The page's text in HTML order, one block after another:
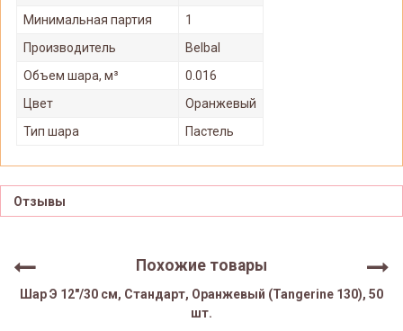
Минимальная партия
1
Производитель
Belbal
Объем шара, м³
0.016
Цвет
Оранжевый
Тип шара
Пастель
Отзывы
Похожие товары
Шар Э 12"/30 см, Стандарт, Оранжевый (Tangerine 130), 50
шт.